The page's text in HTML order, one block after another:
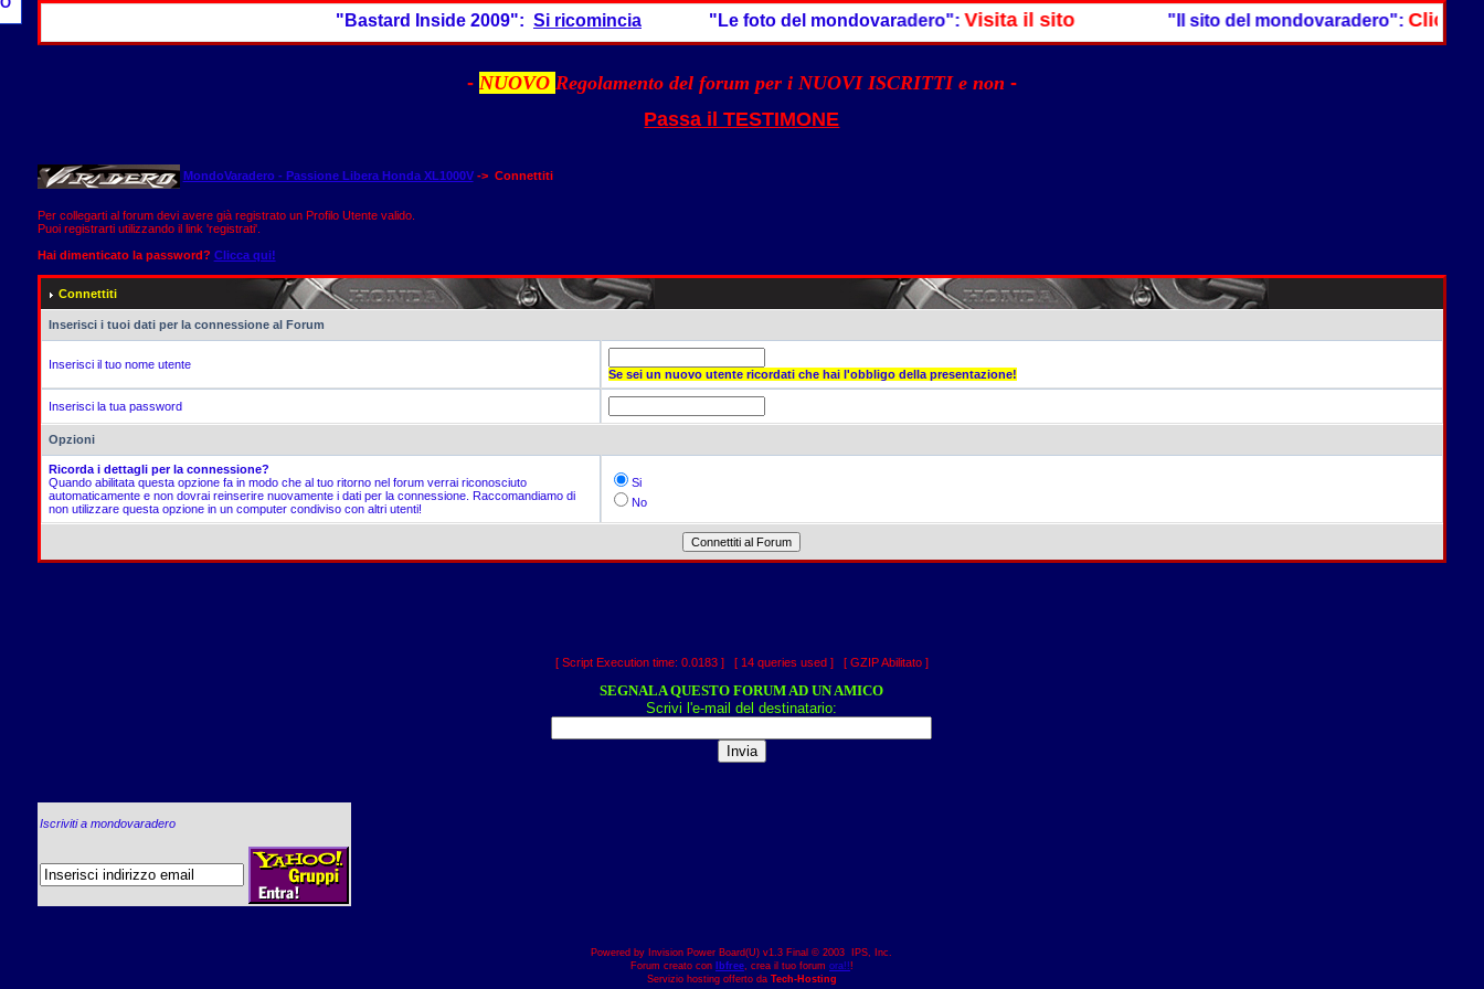
"Bastard Inside 2009":Si ricomincia "Le foto del mondovaradero":Visita il sito"Il sito del mondovaradero":Clicca QUI
- NUOVO Regolamento del forum per i NUOVI ISCRITTI e non -
Passa il TESTIMONE
MondoVaradero - Passione Libera Honda XL1000V-> Connettiti
Per collegarti al forum devi avere già registrato un Profilo Utente valido.
Puoi registrarti utilizzando il link 'registrati'.
Hai dimenticato la password? Clicca qui!
Connettiti
Inserisci i tuoi dati per la connessione al Forum
Inserisci il tuo nome utente
Se sei un nuovo utente ricordati che hai l'obbligo della presentazione!
Inserisci la tua password
Opzioni
Ricorda i dettagli per la connessione?
Quando abilitata questa opzione fa in modo che al tuo ritorno nel forum verrai riconosciuto
automaticamente e non dovrai reinserire nuovamente i dati per la connessione. Raccomandiamo di
non utilizzare questa opzione in un computer condiviso con altri utenti!
Si
No
[ Script Execution time: 0.0183 ] [ 14 queries used ] [ GZIP Abilitato ]
SEGNALA QUESTO FORUM AD UN AMICO
Scrivi l'e-mail del destinatario:
Iscriviti a mondovaradero
Powered by Invision Power Board(U) v1.3 Final © 2003 IPS, Inc.
Forum creato con
Ibfree, crea il tuo forum ora!!!
Servizio hosting offerto da Tech-Hosting